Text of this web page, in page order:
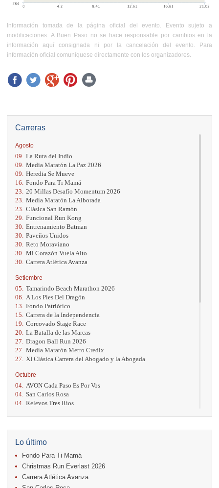
Carreras
Agosto
09. La Ruta del Indio
09. Media Maratón La Paz 2026
09. Heredia Se Mueve
16. Fondo Para Ti Mamá
23. 20 Millas Desafío Momentum 2026
23. Media Maratón La Alborada
23. Clásica San Ramón
29. Funcional Run Kong
30. Entrenamiento Batman
30. Paveños Unidos
30. Reto Moraviano
30. Mi Corazón Vuela Alto
30. Carrera Atlética Avanza
Setiembre
05. Tamarindo Beach Marathon 2026
06.
A Los Pies Del Dragón
13. Fondo Patriótico
15. Carrera de la Independencia
19. Corcovado Stage Race
20. La Batalla de las Marcas
27. Dragon Ball Run 2026
27. Media Maratón Metro Credix
27.
XI Clásica Carrera del Abogado y la Abogada
Octubre
04. AVON Cada Paso Es Por Vos
04. San Carlos Rosa
04. Relevos Tres Ríos
17. Caribe Paradise Run
18.
Casa Turire Trail Run
18. Warriors Run Circuit
18. Samsung Jacó Beach Half Marathon 2026
25. KRun by Under Armour
25. Run Alajuela
Lo último
Fondo Para Ti Mamá
Christmas Run Everlast 2026
Carrera Atlética Avanza
Información tomada de la página oficial del evento. Evento sujeto a
modificaciones. A Buen Paso no se hace responsable por cambios en la
información aquí consignada ni por la cancelación del evento. Para
información oficial comuníquese directamente con los organizadores.